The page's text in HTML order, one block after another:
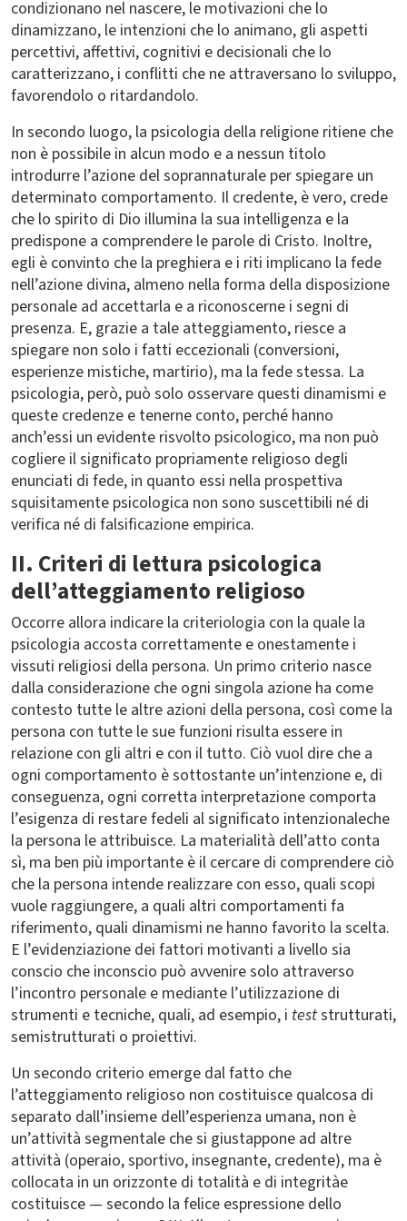
condizionano nel nascere, le motivazioni che lo
dinamizzano, le intenzioni che lo animano, gli aspetti
percettivi, affettivi, cognitivi e decisionali che lo
caratterizzano, i conflitti che ne attraversano lo sviluppo,
favorendolo o ritardandolo.
In secondo luogo, la psicologia della religione ritiene che
non è possibile in alcun modo e a nessun titolo
introdurre l’azione del soprannaturale per spiegare un
determinato comportamento. Il credente, è vero, crede
che lo spirito di Dio illumina la sua intelligenza e la
predispone a comprendere le parole di Cristo. Inoltre,
egli è convinto che la preghiera e i riti implicano la fede
nell’azione divina, almeno nella forma della disposizione
personale ad accettarla e a riconoscerne i segni di
presenza. E, grazie a tale atteggiamento, riesce a
spiegare non solo i fatti eccezionali (conversioni,
esperienze mistiche, martirio), ma la fede stessa. La
psicologia, però, può solo osservare questi dinamismi e
queste credenze e tenerne conto, perché hanno
anch’essi un evidente risvolto psicologico, ma non può
cogliere il significato propriamente religioso degli
enunciati di fede, in quanto essi nella prospettiva
squisitamente psicologica non sono suscettibili né di
verifica né di falsificazione empirica.
II. Criteri di lettura psicologica
dell’atteggiamento religioso
Occorre allora indicare la criteriologia con la quale la
psicologia accosta correttamente e onestamente i
vissuti religiosi della persona. Un primo criterio nasce
dalla considerazione che ogni singola azione ha come
contesto tutte le altre azioni della persona, così come la
persona con tutte le sue funzioni risulta essere in
relazione con gli altri e con il tutto. Ciò vuol dire che a
ogni comportamento è sottostante un’intenzione e, di
conseguenza, ogni corretta interpretazione comporta
l’esigenza di restare fedeli al significato intenzionaleche
la persona le attribuisce. La materialità dell’atto conta
sì, ma ben più importante è il cercare di comprendere ciò
che la persona intende realizzare con esso, quali scopi
vuole raggiungere, a quali altri comportamenti fa
riferimento, quali dinamismi ne hanno favorito la scelta.
E l’evidenziazione dei fattori motivanti a livello sia
conscio che inconscio può avvenire solo attraverso
l’incontro personale e mediante l’utilizzazione di
strumenti e tecniche, quali, ad esempio, i teststrutturati,
semistrutturati o proiettivi.
Un secondo criterio emerge dal fatto che
l’atteggiamento religioso non costituisce qualcosa di
separato dall’insieme dell’esperienza umana, non è
un’attività segmentale che si giustappone ad altre
attività (operaio, sportivo, insegnante, credente), ma è
collocata in un orizzonte di totalità e di integritàe
costituisce — secondo la felice espressione dello